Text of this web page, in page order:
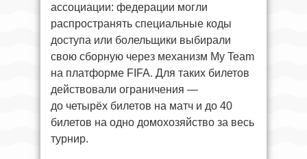
ассоциации: федерации могли
распространять специальные коды
доступа или болельщики выбирали
свою сборную через механизм My Team
на платформе FIFA. Для таких билетов
действовали ограничения —
до четырёх билетов на матч и до 40
билетов на одно домохозяйство за весь
турнир.